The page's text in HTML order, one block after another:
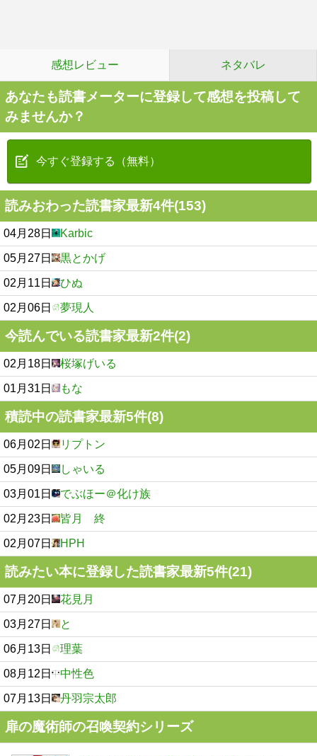
感想レビュー ネタバレ
あなたも読書メーターに登録して感想を投稿して
みませんか？
今すぐ登録する（無料）
読みおわった読書家最新4件(153)
04月28日 Karbic
05月27日 黒とかげ
02月11日 ひぬ
02月06日 夢現人
今読んでいる読書家最新2件(2)
02月18日 桜塚げいる
01月31日 もな
積読中の読書家最新5件(8)
06月02日 リプトン
05月09日 しゃいる
03月01日 でぶほー＠化け族
02月23日 皆月 終
02月07日 HPH
読みたい本に登録した読書家最新5件(21)
07月20日 花見月
03月27日 と
06月13日 理葉
08月12日 中性色
07月13日 丹羽宗太郎
扉の魔術師の召喚契約シリーズ